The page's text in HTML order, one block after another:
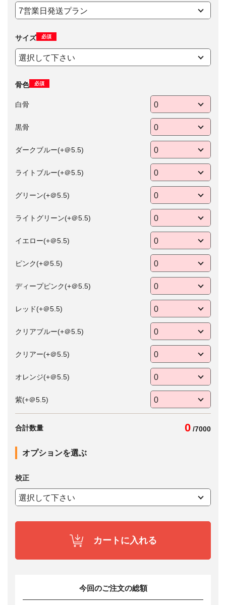
サイズ 必須
骨色 必須
白骨
黒骨
ダークブルー(+＠5.5)
ライトブルー(+＠5.5)
グリーン(+＠5.5)
ライトグリーン(+＠5.5)
イエロー(+＠5.5)
ピンク(+＠5.5)
ディープピンク(+＠5.5)
レッド(+＠5.5)
クリアブルー(+＠5.5)
クリアー(+＠5.5)
オレンジ(+＠5.5)
紫(+＠5.5)
合計数量 0 /7000
オプションを選ぶ
校正
カートに入れる
今回のご注文の総額